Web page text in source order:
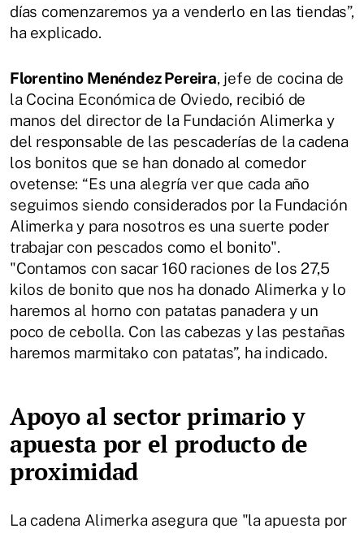
días comenzaremos ya a venderlo en las tiendas”,
ha explicado.
Florentino Menéndez Pereira, jefe de cocina de
la Cocina Económica de Oviedo, recibió de
manos del director de la Fundación Alimerka y
del responsable de las pescaderías de la cadena
los bonitos que se han donado al comedor
ovetense: “Es una alegría ver que cada año
seguimos siendo considerados por la Fundación
Alimerka y para nosotros es una suerte poder
trabajar con pescados como el bonito".
"Contamos con sacar 160 raciones de los 27,5
kilos de bonito que nos ha donado Alimerka y lo
haremos al horno con patatas panadera y un
poco de cebolla. Con las cabezas y las pestañas
haremos marmitako con patatas”, ha indicado.
Apoyo al sector primario y
apuesta por el producto de
proximidad
La cadena Alimerka asegura que "la apuesta por